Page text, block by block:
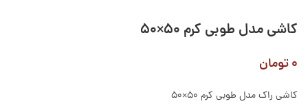
کاشی مدل طوبی کرم ۵۰×۵۰
۰تومان
کاشی راک مدل طوبی کرم ۵۰×۵۰